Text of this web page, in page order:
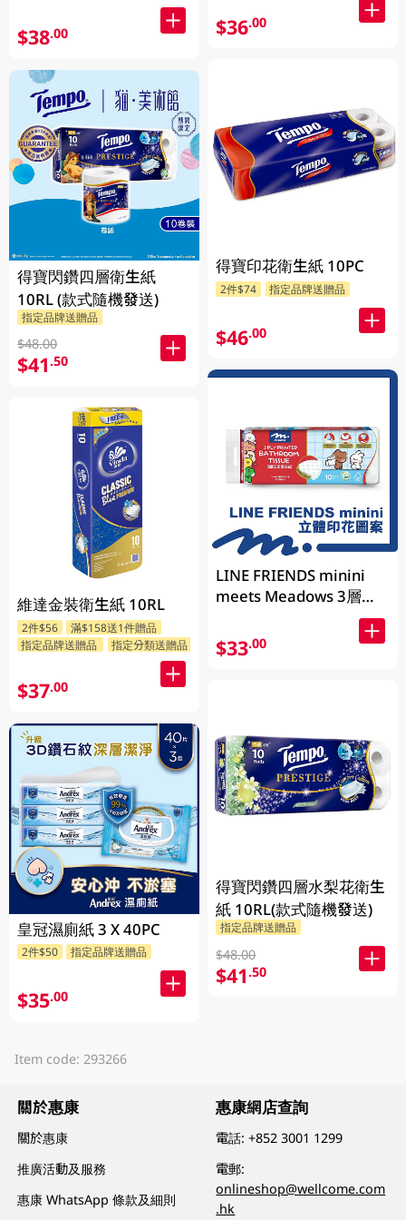
$38.00
得寶閃鑽四層衛生紙
10RL (款式隨機發送)
指定品牌送贈品
$48.00
$41.50
維達金裝衛生紙 10RL
2件$56
滿$158送1件贈品
指定品牌送贈品
指定分類送贈品
$37.00
皇冠濕廁紙 3 X 40PC
2件$50 指定品牌送贈品
$35.00
$36.00
得寶印花衛生紙 10PC
2件$74 指定品牌送贈品
$46.00
LINE FRIENDS minini
meets Meadows 3層立
體印花衛生紙 170g x 10
卷 (包裝隨機發送)
$33.00
得寶閃鑽四層水梨花衛生
紙 10RL(款式隨機發送)
指定品牌送贈品
$48.00
$41.50
Item code: 293266
關於惠康
關於惠康
推廣活動及服務
惠康 WhatsApp 條款及細則
惠康網店查詢
電話:+852 3001 1299
電郵:
onlineshop@wellcome.com
.hk